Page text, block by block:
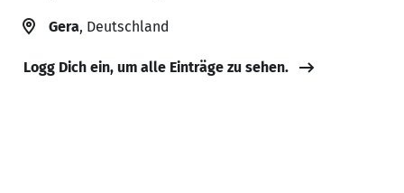
Gera, Deutschland
Logg Dich ein, um alle Einträge zu sehen.